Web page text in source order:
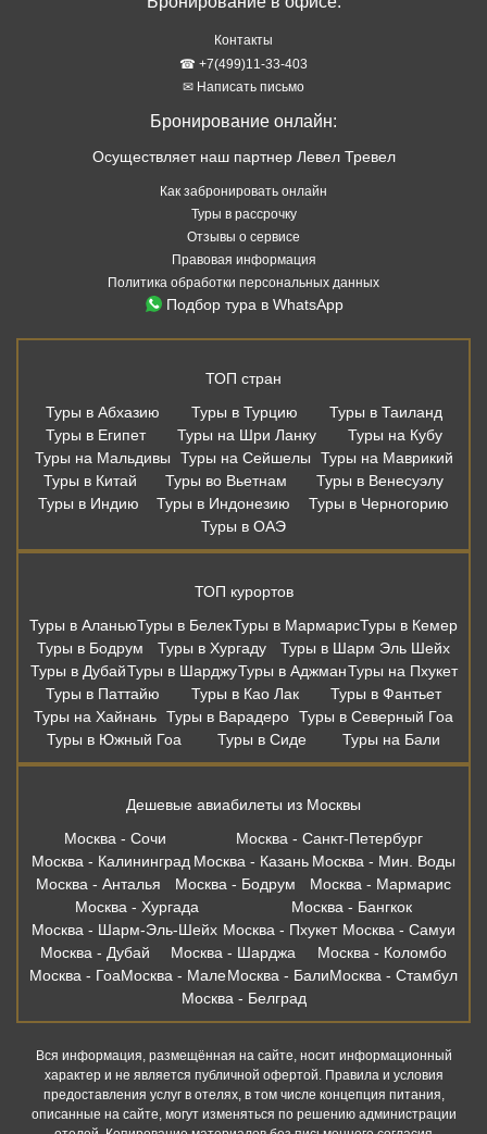
Контакты
☎ +7(499)11-33-403
✉ Написать письмо
Бронирование онлайн:
Осуществляет наш партнер Левел Тревел
Как забронировать онлайн
Туры в рассрочку
Отзывы о сервисе
Правовая информация
Политика обработки персональных данных
Подбор тура в WhatsApp
ТОП стран
Туры в Абхазию
Туры в Турцию
Туры в Таиланд
Туры в Египет
Туры на Шри Ланку
Туры на Кубу
Туры на Мальдивы
Туры на Сейшелы
Туры на Маврикий
Туры в Китай
Туры во Вьетнам
Туры в Венесуэлу
Туры в Индию
Туры в Индонезию
Туры в Черногорию
Туры в ОАЭ
ТОП курортов
Туры в АланьюТуры в БелекТуры в МармарисТуры в Кемер
Туры в Бодрум
Туры в Хургаду
Туры в Шарм Эль Шейх
Туры в ДубайТуры в ШарджуТуры в АджманТуры на Пхукет
Туры в Паттайю
Туры в Као Лак
Туры в Фантьет
Туры на Хайнань Туры в Варадеро Туры в Северный Гоа
Туры в Южный Гоа
Туры в Сиде Туры на Бали
Дешевые авиабилеты из Москвы
Москва - Сочи
Москва - Санкт-Петербург
Москва - Калининград Москва - Казань Москва - Мин. Воды
Москва - Анталья
Москва - Бодрум
Москва - Мармарис
Москва - Хургада
Москва - Бангкок
Москва - Шарм-Эль-Шейх Москва - Пхукет Москва - Самуи
Москва - Дубай
Москва - Шарджа
Москва - Коломбо
Москва - ГоаМосква - МалеМосква - БалиМосква - Стамбул
Москва - Белград
Вся информация, размещённая на сайте, носит информационный
характер и не является публичной офертой. Правила и условия
предоставления услуг в отелях, в том числе концепция питания,
описанные на сайте, могут изменяться по решению администрации